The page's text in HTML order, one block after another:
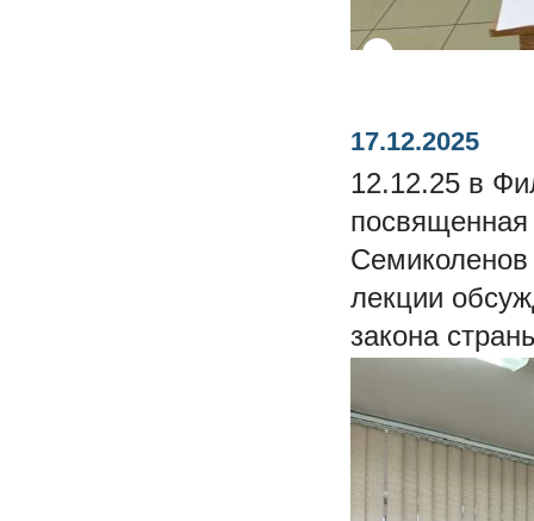
17.12.2025
12.12.25 в
лекции
закона